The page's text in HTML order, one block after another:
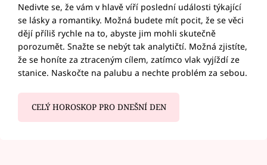
Nedivte se, že vám v hlavě víří poslední události týkající
se lásky a romantiky. Možná budete mít pocit, že se věci
dějí příliš rychle na to, abyste jim mohli skutečně
porozumět. Snažte se nebýt tak analytičtí. Možná zjistíte,
že se honíte za ztraceným cílem, zatímco vlak vyjíždí ze
stanice. Naskočte na palubu a nechte problém za sebou.
CELÝ HOROSKOP PRO DNEŠNÍ DEN